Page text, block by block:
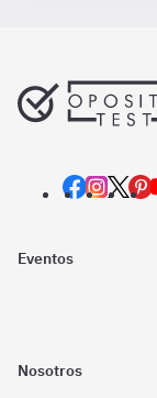
Eventos
Nosotros